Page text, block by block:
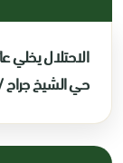
الاحتلال
حي الشيخ جراح